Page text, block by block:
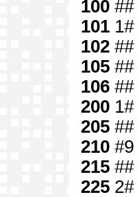
100 ##
101 1#
102 ##
105 ##
106 ##
200 1#
205 ##
210 #9
215 ##
225 2#